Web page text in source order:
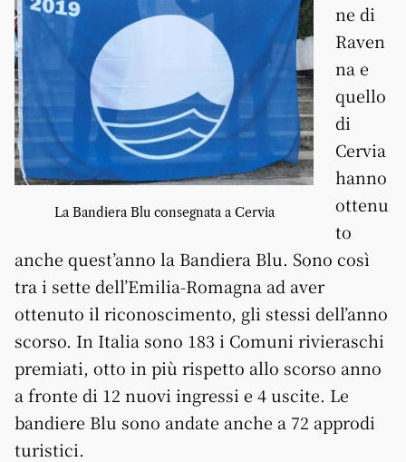
La Bandiera Blu consegnata a Cervia
ne di
Raven
na e
quello
di
Cervia
hanno
ottenu
to
anche quest’anno la Bandiera Blu. Sono così
tra i sette dell’Emilia-Romagna ad aver
ottenuto il riconoscimento, gli stessi dell’anno
scorso. In Italia sono 183 i Comuni rivieraschi
premiati, otto in più rispetto allo scorso anno
a fronte di 12 nuovi ingressi e 4 uscite. Le
bandiere Blu sono andate anche a 72 approdi
turistici.